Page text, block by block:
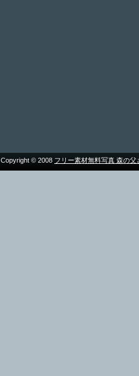
Copyright © 2008 フリー素材無料写真 森の父